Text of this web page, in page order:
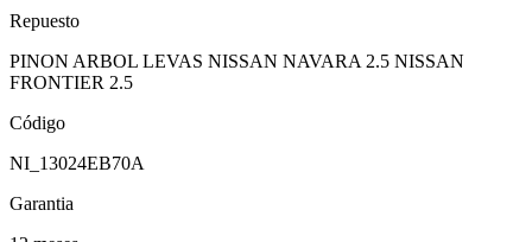
Repuesto
PINON ARBOL LEVAS NISSAN NAVARA 2.5 NISSAN
FRONTIER 2.5
Código
NI_13024EB70A
Garantia